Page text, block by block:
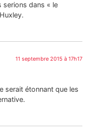
serions dans « le
11 septembre 2015 à 17h17
serait étonnant que les